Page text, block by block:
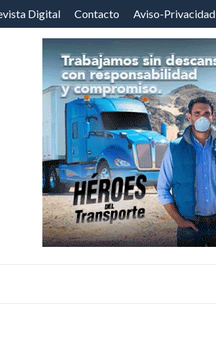
Digital Contacto Aviso-Privacidad